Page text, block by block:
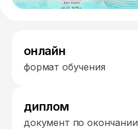
онлайн
формат обучения
диплом
документ по окончании